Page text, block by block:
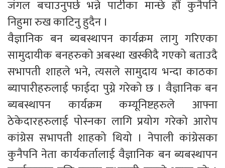
जंगल बचाउनुपर्छ भन्ने पार्टीका मान्छे हौं कुनैपनि
निहुमा रुख काटिनु हुदैन ।
वैज्ञानिक बन ब्यबस्थापन कार्यक्रम लागु गरिएका
सामुदायीक बनहरुको अबस्था खस्कीदै गएको बताउदै
सभापती शाहले भने, त्यसले सामुदाय भन्दा काठका
ब्यापारीहरुलाई फाईदा पुग्ने गरेको छ । वैज्ञानिक बन
ब्यबस्थापन कार्यक्रम कम्यूनिष्टहरुले आफ्ना
ठेकेदारहरुलाई पोस्नका लागि प्रयोग गरेको आरोप
कांग्रेस सभापती शाहको थियो । नेपाली कांग्रेसका
कुनैपनि नेता कार्यकर्तालाई वैज्ञानिक बन ब्यबस्थापन